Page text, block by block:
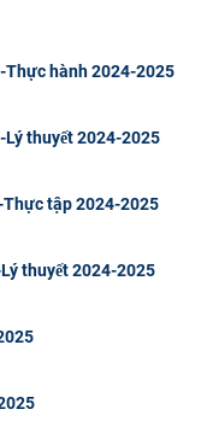
Thực hành 2024-2025
thuyết 2024-2025
Thực tập 2024-2025
thuyết 2024-2025